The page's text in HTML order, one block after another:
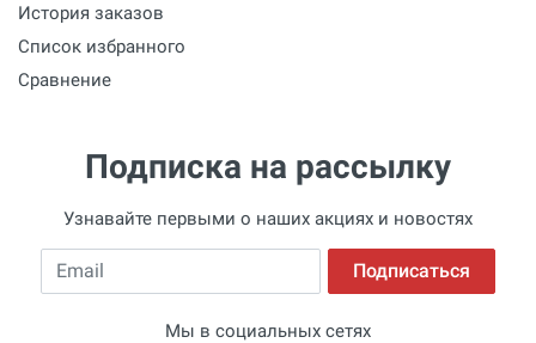
История заказов
Список избранного
Сравнение
Подписка на рассылку
Узнавайте первыми о наших акциях и новостях
Email Подписаться
Мы в социальных сетях